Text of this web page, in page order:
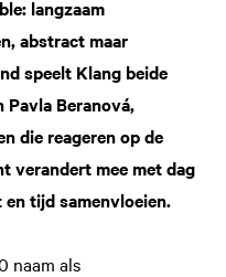
langzaam
abstract maar
speelt Klang beide
Beranová,
die reageren op de
verandert mee met dag
tijd samenvloeien.
naam als